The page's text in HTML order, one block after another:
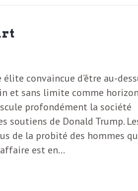
convaincue d’être au-
et sans limite comme
profondément la société
soutiens de Donald Trump.
de la probité des hommes
est en…